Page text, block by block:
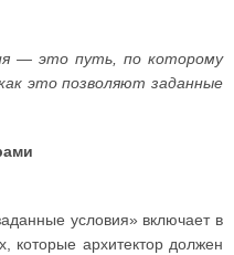
— это путь, по которому
это позволяют заданные
условия» включает в
которые архитектор должен